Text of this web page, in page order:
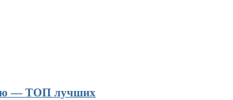
— ТОП лучших